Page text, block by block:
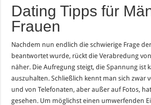
Dating Tipps für
Frauen
Nachdem nun endlich die schwierige Frage
beantwortet wurde, rückt die Verabredung
näher. Die Aufregung steigt, die Spannung ist
auszuhalten. Schließlich kennt man sich zwar
und von Telefonaten, aber außer auf Fotos,
gesehen. Um möglichst einen umwerfenden